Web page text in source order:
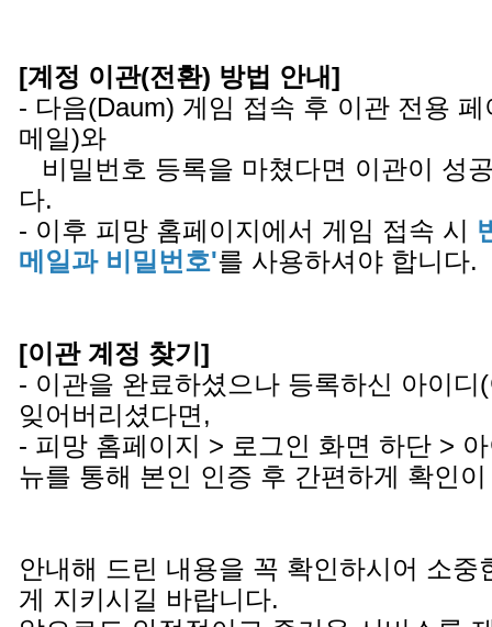
[계정 이관(전환) 방법 안내]
- 다음(Daum) 게임 접속 후 이관 전용
메일)와
비밀번호 등록을 마쳤다면 이관이 성
다.
- 이후 피망 홈페이지에서 게임 접속 시
메일과 비밀번호'를 사용하셔야 합니다.
[이관 계정 찾기]
- 이관을 완료하셨으나 등록하신 아이디
잊어버리셨다면,
- 피망 홈페이지 > 로그인 화면 하단 >
뉴를 통해 본인 인증 후 간편하게 확인
안내해 드린 내용을 꼭 확인하시어 소중
게 지키시길 바랍니다.